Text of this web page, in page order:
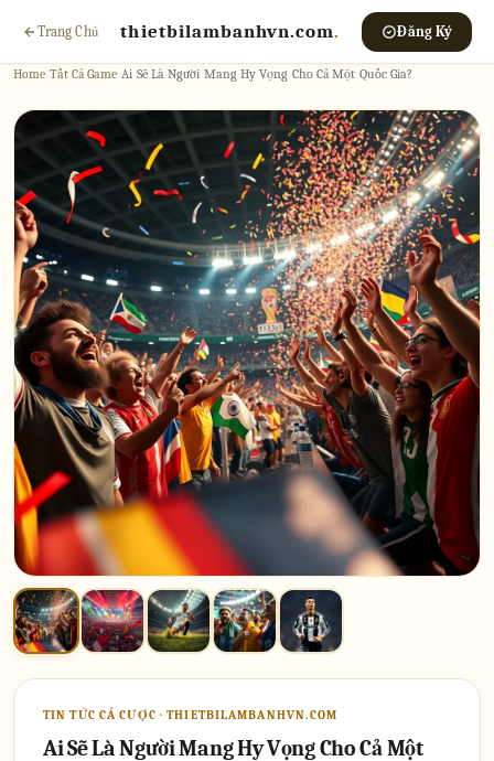
Trang Chủ thietbilambanhvn.com. Đăng Ký
Home›Tất Cả Game›Ai Sẽ Là Người Mang Hy Vọng Cho Cả Một Quốc Gia?
TIN TỨC CÁ CƯỢC · THIETBILAMBANHVN.COM
Ai Sẽ Là Người Mang Hy Vọng Cho Cả Một